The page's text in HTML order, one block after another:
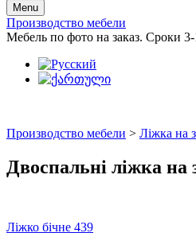
Menu
Производство мебели
Мебель по фото на заказ. Сроки
Производство мебели > Ліжка на
Двоспальні ліжка на
Ліжко бічне 439